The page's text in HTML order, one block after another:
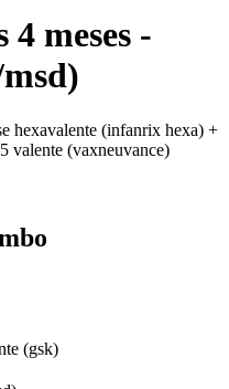
4 meses -
hexavalente (infanrix hexa) +
valente (vaxneuvance)
(gsk)